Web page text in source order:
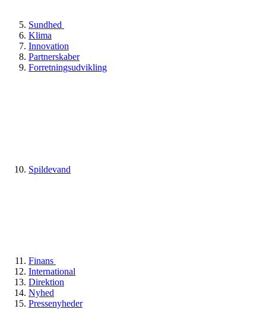
Sundhed
Klima
Innovation
Partnerskaber
Forretningsudvikling
Spildevand
Finans
International
Direktion
Nyhed
Pressenyheder